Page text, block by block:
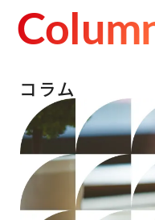
Colum
コ ラム